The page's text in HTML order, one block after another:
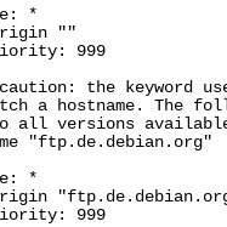
*
""
999
the keyword
a hostname. The
all versions
"ftp.de.debian.org"
*
999